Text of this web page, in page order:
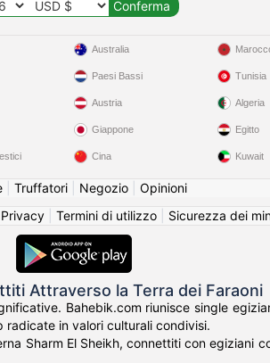
Australia
Paesi Bassi
Austria
Giappone
Cina
Tunisia
Algeria
Egitto
Kuwait
| Truffatori| Negozio| Opinioni
Privacy Termini di utilizzo Sicurezza dei
Attraverso la Terra dei Faraoni
Bahebik.com riunisce single
in valori culturali condivisi.
Sharm El Sheikh, connettiti con egiziani